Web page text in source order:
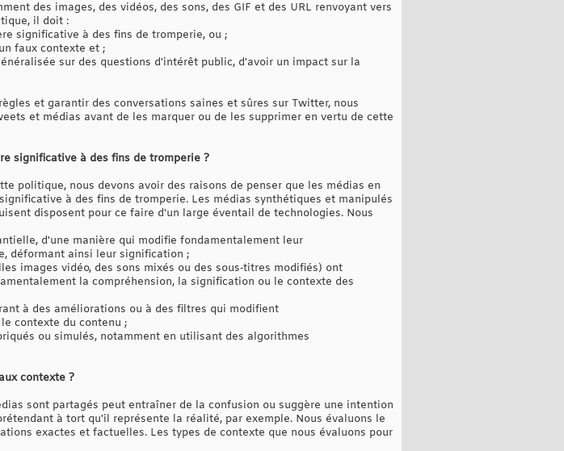
des images, des vidéos, des sons, des GIF et des URL renvoyant vers
il doit :
significative à des fins de tromperie, ou ;
faux contexte et ;
sur des questions d'intérêt public, d'avoir un impact sur la
et garantir des conversations saines et sûres sur Twitter, nous
et médias avant de les marquer ou de les supprimer en vertu de cette
significative à des fins de tromperie ?
politique, nous devons avoir des raisons de penser que les médias en
à des fins de tromperie. Les médias synthétiques et manipulés
disposent pour ce faire d'un large éventail de technologies. Nous
d'une manière qui modifie fondamentalement leur
déformant ainsi leur signification ;
images vidéo, des sons mixés ou des sous‑titres modifiés) ont
la compréhension, la signification ou le contexte des
à des améliorations ou à des filtres qui modifient
contexte du contenu ;
ou simulés, notamment en utilisant des algorithmes
contexte ?
sont partagés peut entraîner de la confusion ou suggère une intention
à tort qu'il représente la réalité, par exemple. Nous évaluons le
exactes et factuelles. Les types de contexte que nous évaluons pour